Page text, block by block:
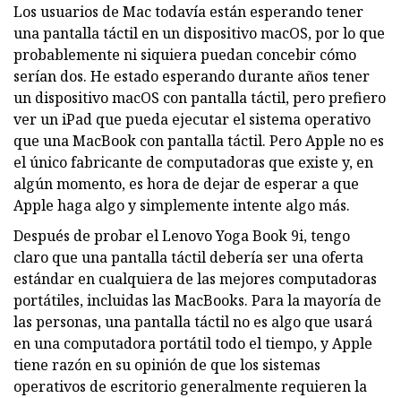
Los usuarios de Mac todavía están esperando tener
una pantalla táctil en un dispositivo macOS, por lo que
probablemente ni siquiera puedan concebir cómo
serían dos. He estado esperando durante años tener
un dispositivo macOS con pantalla táctil, pero prefiero
ver un iPad que pueda ejecutar el sistema operativo
que una MacBook con pantalla táctil. Pero Apple no es
el único fabricante de computadoras que existe y, en
algún momento, es hora de dejar de esperar a que
Apple haga algo y simplemente intente algo más.
Después de probar el Lenovo Yoga Book 9i, tengo
claro que una pantalla táctil debería ser una oferta
estándar en cualquiera de las mejores computadoras
portátiles, incluidas las MacBooks. Para la mayoría de
las personas, una pantalla táctil no es algo que usará
en una computadora portátil todo el tiempo, y Apple
tiene razón en su opinión de que los sistemas
operativos de escritorio generalmente requieren la